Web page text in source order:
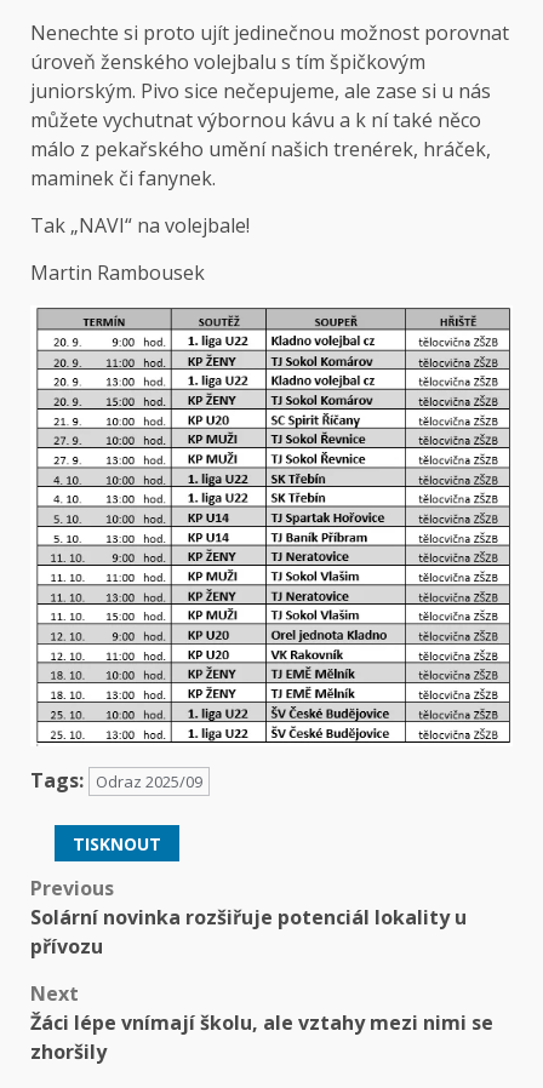
Nenechte si proto ujít jedinečnou možnost porovnat
úroveň ženského volejbalu s tím špičkovým
juniorským. Pivo sice nečepujeme, ale zase si u nás
můžete vychutnat výbornou kávu a k ní také něco
málo z pekařského umění našich trenérek, hráček,
maminek či fanynek.
Tak „NAVI“ na volejbale!
Martin Rambousek
Tags: Odraz 2025/09
TISKNOUT
Post
navigation
Previous
Solární novinka rozšiřuje potenciál lokality u
přívozu
Next
Žáci lépe vnímají školu, ale vztahy mezi nimi se
zhoršily